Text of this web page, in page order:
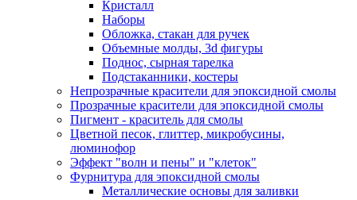
Кристалл
Наборы
Обложка, стакан для ручек
Объемные молды, 3d фигуры
Поднос, сырная тарелка
Подстаканники, костеры
Непрозрачные красители для эпоксидной смолы
Прозрачные красители для эпоксидной смолы
Пигмент - краситель для смолы
Цветной песок, глиттер, микробусины,
люминофор
Эффект "волн и пены" и "клеток"
Фурнитура для эпоксидной смолы
Металлические основы для заливки